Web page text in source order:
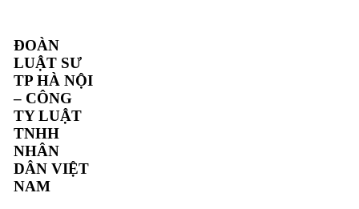
ĐOÀN
LUẬT SƯ
TP HÀ NỘI
– CÔNG
TY LUẬT
TNHH
NHÂN
DÂN VIỆT
NAM